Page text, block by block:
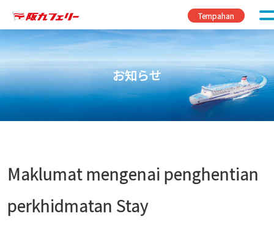
Tempahan
お知らせ
Maklumat mengenai penghentian
perkhidmatan Stay